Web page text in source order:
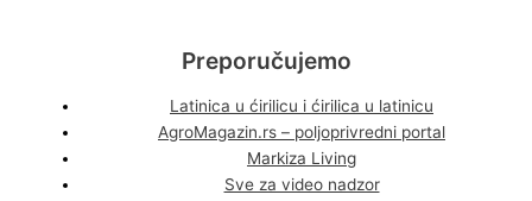
Preporučujemo
Latinica u ćirilicu i ćirilica u latinicu
AgroMagazin.rs – poljoprivredni portal
Markiza Living
Sve za video nadzor